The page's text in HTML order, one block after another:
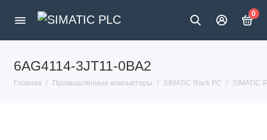
0
6AG4114-3JT11-0BA2
Главная Промышленные компьютеры SIMATIC Rack PC SIMATIC